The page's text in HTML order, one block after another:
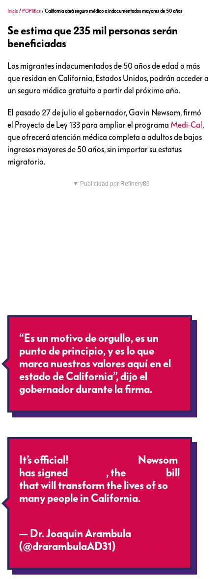
Inicio / POPlitics /California dará seguro médico a indocumentados mayores de 50 años
Se estima que 235 mil personas serán
beneficiadas
Los migrantes indocumentados de 50 años de edad o más
que residan en California, Estados Unidos, podrán acceder a
un seguro médico gratuito a partir del próximo año.
El pasado 27 de julio el gobernador, Gavin Newsom, firmó
el Proyecto de Ley 133 para ampliar el programa Medi-Cal ,
que ofrecerá atención médica completa a adultos de bajos
ingresos mayores de 50 años, sin importar su estatus
migratorio.
▼ Publicidad por Refinery89
“Es un motivo de orgullo, es un
punto de principio, y es lo que
marca nuestros valores aquí en el
estado de California”, dijo el
gobernador durante la firma.
It’s official!
Newsom
has signed
, the
bill
that will transform the lives of so
many people in California.
— Dr. Joaquin Arambula
(@drarambulaAD31)